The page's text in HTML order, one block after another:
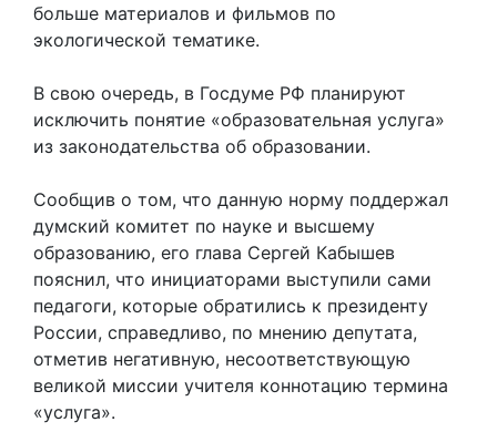
больше материалов и фильмов по
экологической тематике.
В свою очередь, в Госдуме РФ планируют
исключить понятие «образовательная услуга»
из законодательства об образовании.
Сообщив о том, что данную норму поддержал
думский комитет по науке и высшему
образованию, его глава Сергей Кабышев
пояснил, что инициаторами выступили сами
педагоги, которые обратились к президенту
России, справедливо, по мнению депутата,
отметив негативную, несоответствующую
великой миссии учителя коннотацию термина
«услуга».